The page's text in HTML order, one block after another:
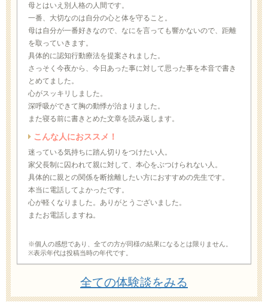
母とはいえ別人格の人間です。
一番、大切なのは自分の心と体を守ること。
母は自分が一番好きなので、なにを言っても響かないので、距離
を取っていきます。
具体的に認知行動療法を提案されました。
さっそく今夜から、今日あった事に対して思った事を本音で書き
とめてました。
心がスッキリしました。
深呼吸ができて胸の動悸が治まりました。
また寝る前に書きとめた文章を読み返します。
こんな人におススメ！
迷っている気持ちに踏ん切りをつけたい人。
家父長制に囚われて親に対して、本心をぶつけられない人。
具体的に親との関係を断捨離したい方におすすめの先生です。
本当に電話してよかったです。
心が軽くなりました。ありがとうございました。
またお電話しますね。
※個人の感想であり、全ての方が同様の結果になるとは限りません。
※表示年代は投稿当時の年代です。
全ての体験談をみる